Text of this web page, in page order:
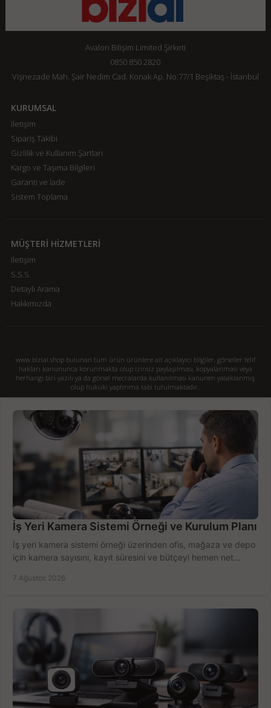
Avalon Bilişim Limited Şirketi
0850 850 2820
Vişnezade Mah. Şair Nedim Cad. Konak Ap. No:77/1 Beşiktaş - İstanbul
KURUMSAL
İletişim
Sipariş Takibi
Gizlilik ve Kullanım Şartları
Kargo ve Taşıma Bilgileri
Garanti ve İade
Sistem Toplama
MÜŞTERİ HİZMETLERİ
İletişim
S.S.S.
Detaylı Arama
Hakkımızda
www.bizial.shop bulunan tüm ürün ürünlere ait açıklayıcı bilgiler, görseller telif
hakları kanununca korunmakta olup izinsiz paylaşılması, kopyalanması veya
herhangi biri yazılı ya da görsel mecralarda kullanılması kanunen yasaklanmış
olup hukuki yaptırıma tabi tutulmaktadır.
İş Yeri Kamera Sistemi Örneği ve Kurulum Planı
İş yeri kamera sistemi örneği üzerinden ofis, mağaza ve depo
için kamera sayısını, kayıt süresini ve bütçeyi hemen net
7 Ağustos 2026